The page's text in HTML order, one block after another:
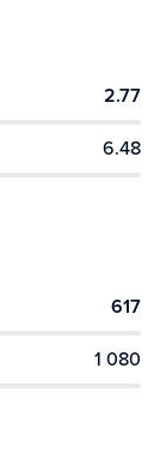
2.77
6.48
617
1 080